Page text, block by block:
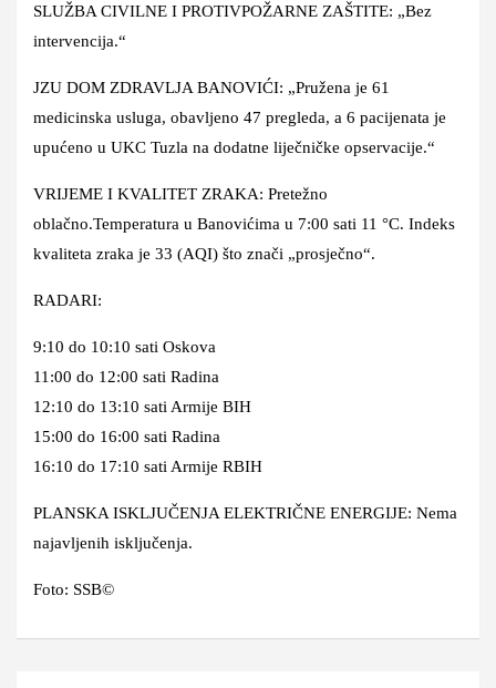
SLUŽBA CIVILNE I PROTIVPOŽARNE ZAŠTITE: „Bez
intervencija.“
JZU DOM ZDRAVLJA BANOVIĆI: „Pružena je 61
medicinska usluga, obavljeno 47 pregleda, a 6 pacijenata je
upućeno u UKC Tuzla na dodatne liječničke opservacije.“
VRIJEME I KVALITET ZRAKA: Pretežno
oblačno.Temperatura u Banovićima u 7:00 sati 11 °C. Indeks
kvaliteta zraka je 33 (AQI) što znači „prosječno“.
RADARI:
9:10 do 10:10 sati Oskova
11:00 do 12:00 sati Radina
12:10 do 13:10 sati Armije BIH
15:00 do 16:00 sati Radina
16:10 do 17:10 sati Armije RBIH
PLANSKA ISKLJUČENJA ELEKTRIČNE ENERGIJE: Nema
najavljenih isključenja.
Foto: SSB©